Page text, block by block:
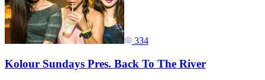
334
Kolour Sundays Pres. Back To The River